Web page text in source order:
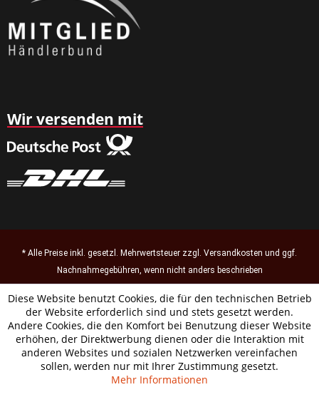
Wir versenden mit
* Alle Preise inkl. gesetzl. Mehrwertsteuer zzgl. Versandkosten und ggf.
Nachnahmegebühren, wenn nicht anders beschrieben
Diese Website benutzt Cookies, die für den technischen Betrieb
der Website erforderlich sind und stets gesetzt werden.
Andere Cookies, die den Komfort bei Benutzung dieser Website
erhöhen, der Direktwerbung dienen oder die Interaktion mit
anderen Websites und sozialen Netzwerken vereinfachen
sollen, werden nur mit Ihrer Zustimmung gesetzt.
Mehr Informationen